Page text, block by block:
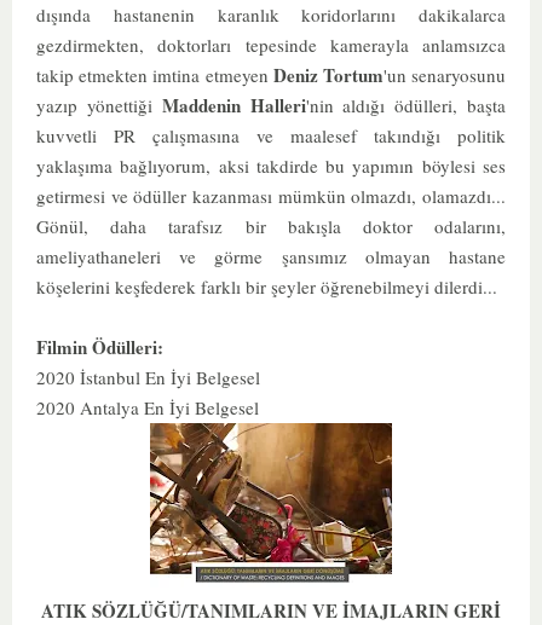
dışında hastanenin karanlık koridorlarını dakikalarca
gezdirmekten, doktorları tepesinde kamerayla anlamsızca
takip etmekten imtina etmeyen Deniz Tortum'un senaryosunu
yazıp yönettiği Maddenin Halleri'nin aldığı ödülleri, başta
kuvvetli PR çalışmasına ve maalesef takındığı politik
yaklaşıma bağlıyorum, aksi takdirde bu yapımın böylesi ses
getirmesi ve ödüller kazanması mümkün olmazdı, olamazdı...
Gönül, daha tarafsız bir bakışla doktor odalarını,
ameliyathaneleri ve görme şansımız olmayan hastane
köşelerini keşfederek farklı bir şeyler öğrenebilmeyi dilerdi...
Filmin Ödülleri:
2020 İstanbul En İyi Belgesel
2020 Antalya En İyi Belgesel
ATIK SÖZLÜĞÜ/TANIMLARIN VE İMAJLARIN GERİ